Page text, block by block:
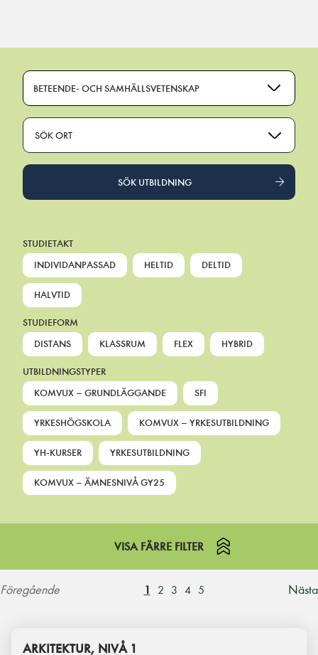
BETEENDE- OCH SAMHÄLLSVETENSKAP
SÖK ORT
SÖK UTBILDNING
STUDIETAKT
INDIVIDANPASSAD
HELTID DELTID
HALVTID
STUDIEFORM
DISTANS
KLASSRUM FLEX HYBRID
UTBILDNINGSTYPER
KOMVUX – GRUNDLÄGGANDE
SFI
YRKESHÖGSKOLA KOMVUX – YRKESUTBILDNING
YH-KURSER YRKESUTBILDNING
KOMVUX – ÄMNESNIVÅ GY25
VISA FÄRRE FILTER
Föregående 1 2 3 4 5 Nästa
ARKITEKTUR, NIVÅ 1